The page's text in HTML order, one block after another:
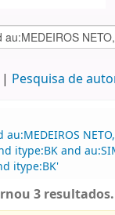
Pesquisa de
and
itype:BK'
3 resultados.